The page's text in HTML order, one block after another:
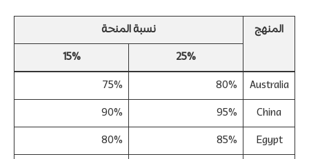
المنهج
نسبة المنحة
25%
15%
Australia
80%
75%
China
95%
90%
Egypt
85%
80%